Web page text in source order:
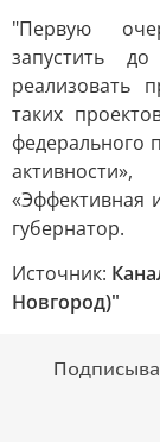
"Первую
запустить
реализовать
таких
федерального
«Эффективная
губернатор.
Источник:
Новгород)"